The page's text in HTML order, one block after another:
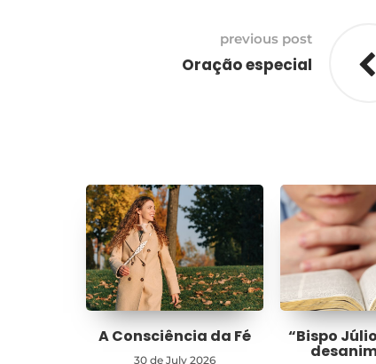
previous post
Oração especial
A Consciência da Fé
30 de July 2026
“Bispo